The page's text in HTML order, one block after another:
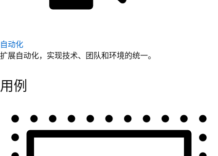
自动化
扩展自动化，实现技术、团队和环境的统一。
用例